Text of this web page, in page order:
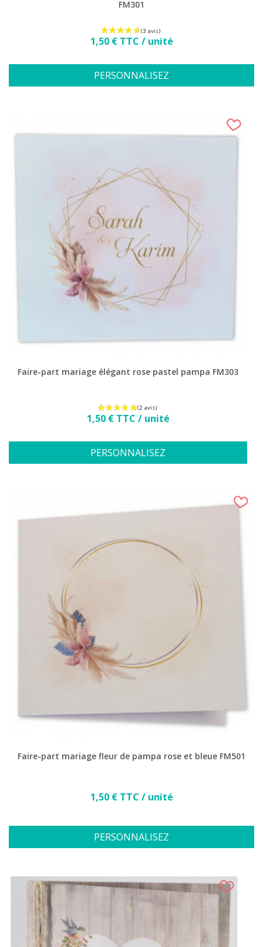
FM301
Prix
1,50 € TTC / unité
PERSONNALISEZ
Faire-part mariage élégant rose pastel pampa FM303
Prix
1,50 € TTC / unité
PERSONNALISEZ
Faire-part mariage fleur de pampa rose et bleue FM501
Prix
1,50 € TTC / unité
PERSONNALISEZ